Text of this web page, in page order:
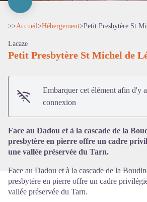
Voir
>>Accueil>Hébergement>Petit Presbytère St
Lacaze
Petit Presbytère St Michel de
Embarquer cet élément afin d'y
connexion
Face au Dadou et à la cascade de la
presbytère en pierre offre un cadre
une vallée préservée du Tarn.
Face au Dadou et à la cascade de la
presbytère en pierre offre un cadre
vallée préservée du Tarn.